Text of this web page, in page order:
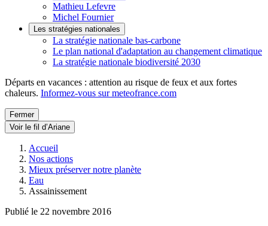
Mathieu Lefevre
Michel Fournier
Les stratégies nationales
La stratégie nationale bas-carbone
Le plan national d'adaptation au changement climatique
La stratégie nationale biodiversité 2030
Départs en vacances : attention au risque de feux et aux fortes
chaleurs. Informez-vous sur meteofrance.com
Fermer
Voir le fil d’Ariane
Accueil
Nos actions
Mieux préserver notre planète
Eau
Assainissement
Publié le 22 novembre 2016